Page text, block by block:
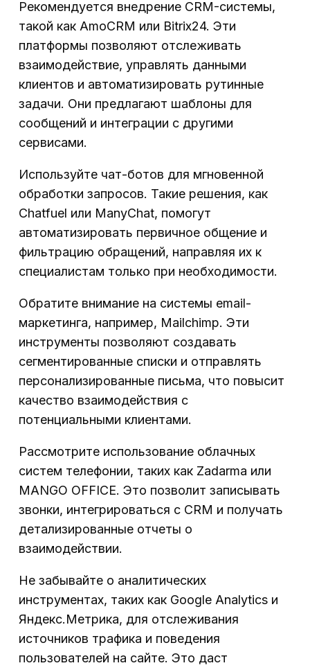
Рекомендуется внедрение CRM-системы,
такой как AmoCRM или Bitrix24. Эти
платформы позволяют отслеживать
взаимодействие, управлять данными
клиентов и автоматизировать рутинные
задачи. Они предлагают шаблоны для
сообщений и интеграции с другими
сервисами.
Используйте чат-ботов для мгновенной
обработки запросов. Такие решения, как
Chatfuel или ManyChat, помогут
автоматизировать первичное общение и
фильтрацию обращений, направляя их к
специалистам только при необходимости.
Обратите внимание на системы email-
маркетинга, например, Mailchimp. Эти
инструменты позволяют создавать
сегментированные списки и отправлять
персонализированные письма, что повысит
качество взаимодействия с
потенциальными клиентами.
Рассмотрите использование облачных
систем телефонии, таких как Zadarma или
MANGO OFFICE. Это позволит записывать
звонки, интегрироваться с CRM и получать
детализированные отчеты о
взаимодействии.
Не забывайте о аналитических
инструментах, таких как Google Analytics и
Яндекс.Метрика, для отслеживания
источников трафика и поведения
пользователей на сайте. Это даст